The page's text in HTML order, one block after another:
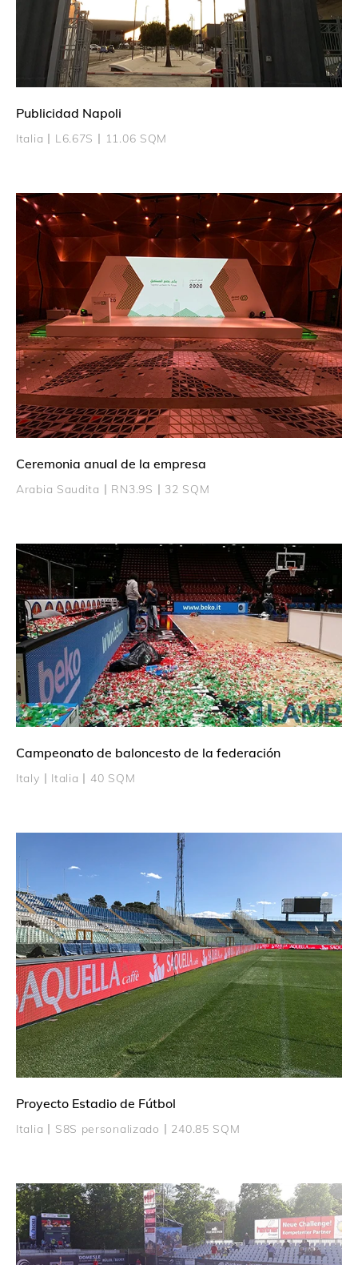
Publicidad Napoli
Italia丨L6.67S丨11.06 SQM
Ceremonia anual de la empresa
Arabia Saudita丨RN3.9S丨32 SQM
Campeonato de baloncesto de la federación
Italy丨Italia丨40 SQM
Proyecto Estadio de Fútbol
Italia丨S8S personalizado丨240.85 SQM